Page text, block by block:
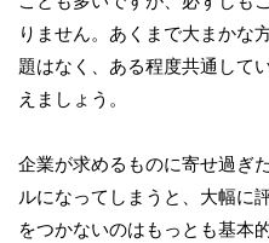
りません。あくまで大まかな
題はなく、ある程度共通して
えましょう。
企業が求めるものに寄せ過ぎ
ルになってしまうと、大幅に
をつかないのはもっとも基本